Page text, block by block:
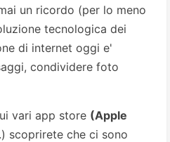
un ricordo (per lo meno
tecnologica dei
di internet oggi e'
condividere foto
vari app store (Apple
scoprirete che ci sono